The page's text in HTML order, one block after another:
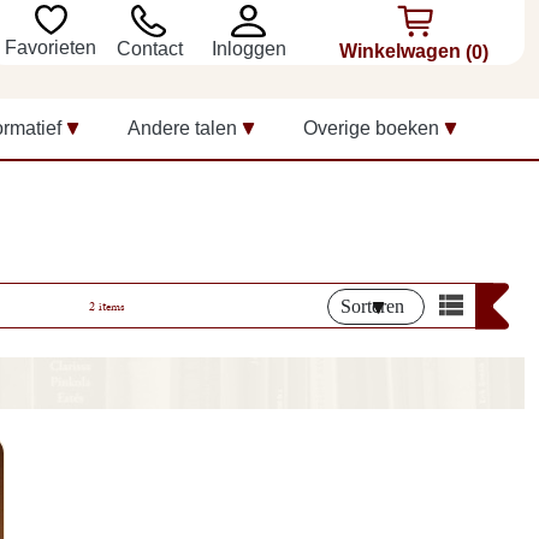
Favorieten Contact Inloggen Winkelwagen (0)
Andere talen Overige boeken
2 items Sorteren